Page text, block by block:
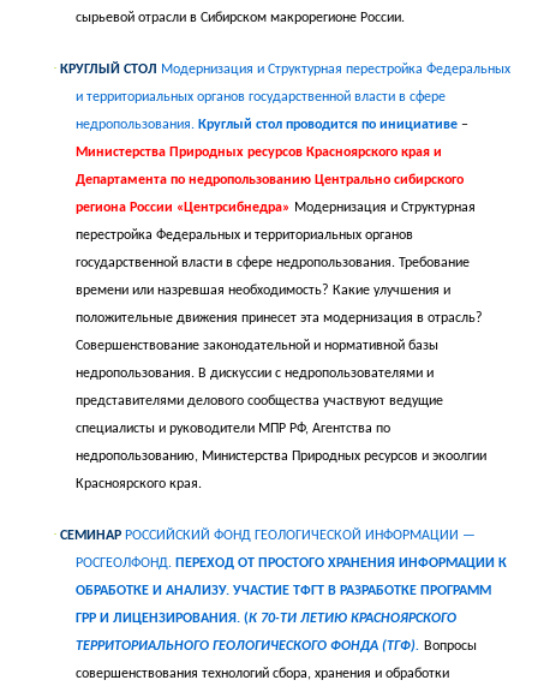
сырьевой отрасли в Сибирском макрорегионе России.
· КРУГЛЫЙ СТОЛ
Модернизация и Структурная перестройка Федеральных
и территориальных органов государственной власти в сфере
недропользования. Круглый стол проводится по инициативе–
Министерства Природных ресурсов Красноярского края и
Департамента по недропользованию Центрально сибирского
региона России «Центрсибнедра» Модернизация и Структурная
перестройка Федеральных и территориальных органов
государственной власти в сфере недропользования. Требование
времени или назревшая необходимость? Какие улучшения и
положительные движения принесет эта модернизация в отрасль?
Совершенствование законодательной и нормативной базы
недропользования. В дискуссии с недропользователями и
представителями делового сообщества участвуют ведущие
специалисты и руководители МПР РФ, Агентства по
недропользованию, Министерства Природных ресурсов и экоолгии
Красноярского края.
· СЕМИНАР РОССИЙСКИЙ ФОНД ГЕОЛОГИЧЕСКОЙ ИНФОРМАЦИИ —
РОСГЕОЛФОНД. ПЕРЕХОД ОТ ПРОСТОГО ХРАНЕНИЯ ИНФОРМАЦИИ К
ОБРАБОТКЕ И АНАЛИЗУ. УЧАСТИЕ ТФГТ В РАЗРАБОТКЕ ПРОГРАММ
ГРР И ЛИЦЕНЗИРОВАНИЯ. (К 70-ТИ ЛЕТИЮ КРАСНОЯРСКОГО
ТЕРРИТОРИАЛЬНОГО ГЕОЛОГИЧЕСКОГО ФОНДА (ТГФ). Вопросы
совершенствования технологий сбора, хранения и обработки